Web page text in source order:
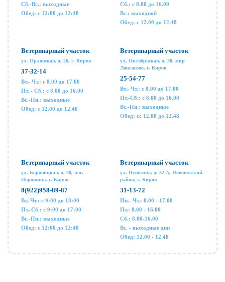
Сб.-Вс.: выходные
Обед: с 12:00 до 12:48
Сб.: с 8.00 до 16.00
Вс.: выходной
Обед: с 12.00 до 12.48
Ветеринарный участок
ул. Орловская, д. 26, г. Киров
37-32-14
Вт.- Чт.: с 8.00 до 17.00
Пт. - Сб.: с 8.00 до 16.00
Вс.-Пн.: выходные
Обед: с 12.00 до 12.48
Ветеринарный участок
ул. Октябрьская, д. 38, мкр
Лянгасово, г. Киров
25-54-77
Вт.- Чт.: с 8.00 до 17.00
Пт.-Сб.: с 8.00 до 16.00
Вс.-Пн.: выходные
Обед: сс 12.00 до 12.48
Ветеринарный участок
ул. Боровицкая, д. 38, пос.
Порошино, г. Киров
8(922)958-89-87
Вт.-Чт.: с 9:00 до 18:00
Пт.-Сб.: с 9:00 до 17:00
Вс.-Пн.: выходные
Обед: с 12:00 до 12:48
Ветеринарный участок
ул. Пушкина, д. 32 А, Нововятский
район, г. Киров
31-13-72
Пн.- Чт.: 8.00 - 17.00
Пт.: 8.00 - 16.00
Сб.: 8.00-16.00
Вс. - выходные дни
Обед: 12.00 - 12.48